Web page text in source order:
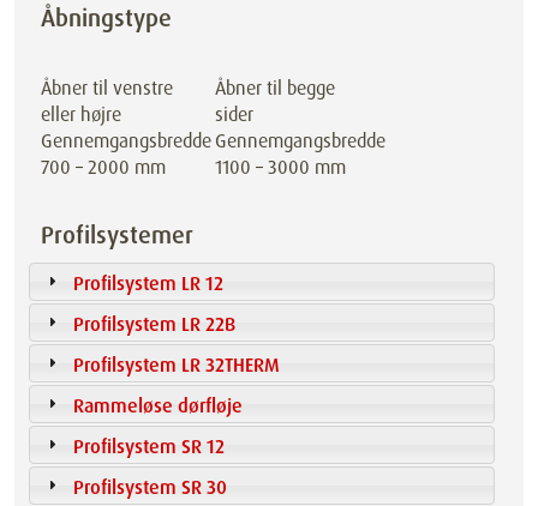
Åbningstype
Åbner til venstre
eller højre
Gennemgangsbredde
700 – 2000 mm
Åbner til begge
sider
Gennemgangsbredde
1100 – 3000 mm
Profilsystemer
Profilsystem LR 12
Profilsystem LR 22B
Profilsystem LR 32THERM
Rammeløse dørfløje
Profilsystem SR 12
Profilsystem SR 30